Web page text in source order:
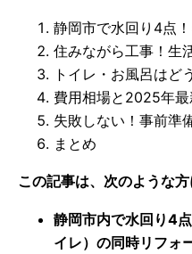
静岡市で水回り4点
住みながら工事！生
トイレ・お風呂はど
費用相場と2025年
失敗しない！事前準
まとめ
この記事は、次のような方
静岡市内で水回り4
イレ）の同時リフォ